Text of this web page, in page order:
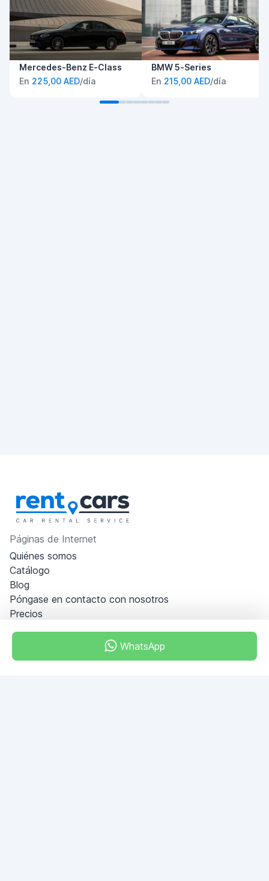
Mercedes-Benz E-Class
En 225,00 AED/día
BMW 5-Series
En 215,00 AED/día
WhatsApp
Páginas de Internet
Quiénes somos
Catálogo
Blog
Póngase en contacto con nosotros
Precios
PREGUNTAS FRECUENTES
Hágase socio